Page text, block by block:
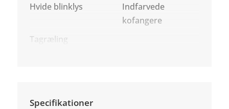
Hvide blinklys
Indfarvede
kofangere
Tagræling
Specifikationer